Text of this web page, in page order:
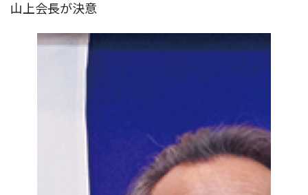
山上会長が決意